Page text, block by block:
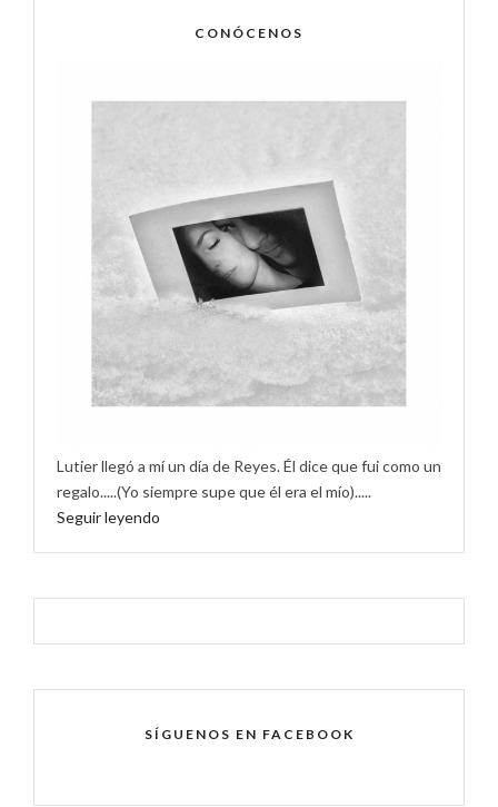
CONÓCENOS
Lutier llegó a mí un día de Reyes. Él dice que fui como un
regalo.....(Yo siempre supe que él era el mío).....
Seguir leyendo
SÍGUENOS EN FACEBOOK